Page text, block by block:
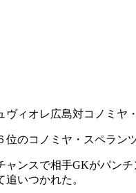
ヴィオレ広島対コノミ
のコノミヤ・スペラン
ンスで相手GKがパン
いつかれた。